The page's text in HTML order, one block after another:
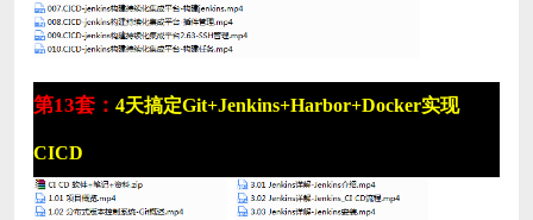
第13套： 4天搞定Git+Jenkins+Harbor+Docker实现
CICD